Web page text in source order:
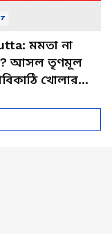
মমতা না
আসল তৃণমূল
খোলার